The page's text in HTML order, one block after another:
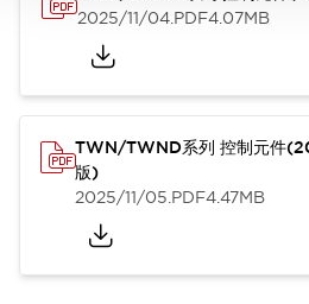
2025/11/04.PDF4.07MB
TWN/TWND系列 控制元件
版)
2025/11/05.PDF4.47MB